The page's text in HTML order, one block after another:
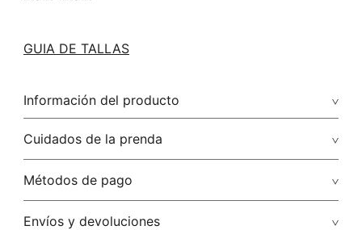
GUIA DE TALLAS
Información del producto
Cuidados de la prenda
Métodos de pago
Tarjetas de crédito: Visa, Dinners, Master Card y American
Envíos y devoluciones